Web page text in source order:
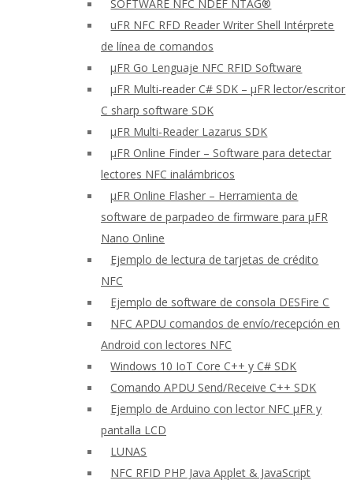
SOFTWARE NFC NDEF NTAG®
uFR NFC RFD Reader Writer Shell Intérprete
de línea de comandos
μFR Go Lenguaje NFC RFID Software
μFR Multi-reader C# SDK – μFR lector/escritor
C sharp software SDK
μFR Multi-Reader Lazarus SDK
μFR Online Finder – Software para detectar
lectores NFC inalámbricos
μFR Online Flasher – Herramienta de
software de parpadeo de firmware para μFR
Nano Online
Ejemplo de lectura de tarjetas de crédito
NFC
Ejemplo de software de consola DESFire C
NFC APDU comandos de envío/recepción en
Android con lectores NFC
Windows 10 IoT Core C++ y C# SDK
Comando APDU Send/Receive C++ SDK
Ejemplo de Arduino con lector NFC μFR y
pantalla LCD
LUNAS
NFC RFID PHP Java Applet & JavaScript